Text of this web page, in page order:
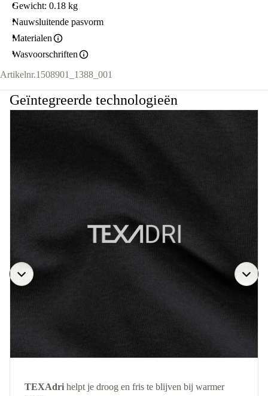
Gewicht: 0.18 kg
Nauwsluitende pasvorm
Materialen
Wasvoorschriften
Artikelnr.1508901_1388_001
Geïntegreerde technologieën
TEXAdri helpt je droog en fris te blijven bij warmer